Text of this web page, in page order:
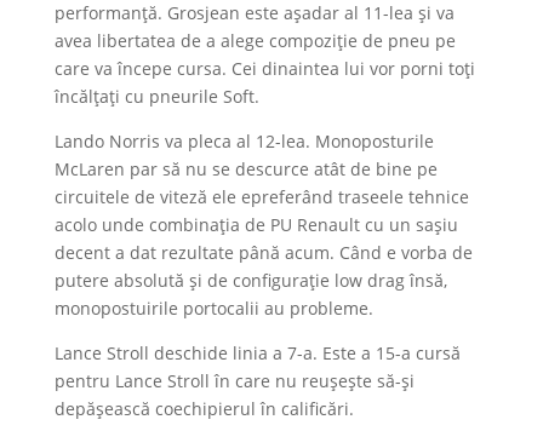
performanță. Grosjean este așadar al 11-lea și va
avea libertatea de a alege compoziție de pneu pe
care va începe cursa. Cei dinaintea lui vor porni toți
încălțați cu pneurile Soft.
Lando Norris va pleca al 12-lea. Monoposturile
McLaren par să nu se descurce atât de bine pe
circuitele de viteză ele epreferând traseele tehnice
acolo unde combinația de PU Renault cu un sașiu
decent a dat rezultate până acum. Când e vorba de
putere absolută și de configurație low drag însă,
monopostuirile portocalii au probleme.
Lance Stroll deschide linia a 7-a. Este a 15-a cursă
pentru Lance Stroll în care nu reușește să-și
depășească coechipierul în calificări.